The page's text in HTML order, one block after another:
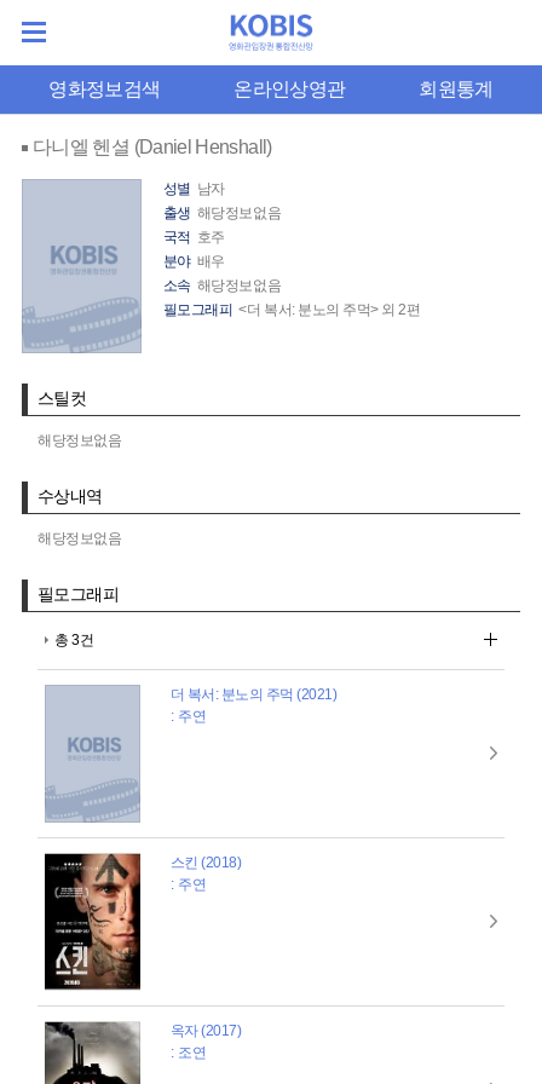
영화정보검색 온라인상영관 회원통계
다니엘 헨셜 (Daniel Henshall)
성별 남자
출생 해당정보없음
국적 호주
분야 배우
소속 해당정보없음
필모그래피 <더 복서: 분노의 주먹> 외 2편
스틸컷
해당정보없음
수상내역
해당정보없음
필모그래피
총 3건
더 복서: 분노의 주먹 (2021)
: 주연
스킨 (2018)
: 주연
옥자 (2017)
: 조연